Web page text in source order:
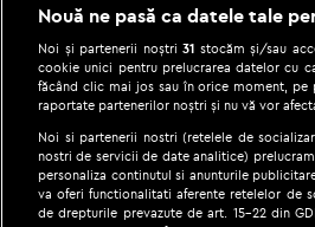
Nouă ne pasă ca datele tale
Noi și partenerii noștri31 stocăm și/sau
cookie unici pentru prelucrarea datelor cu
făcând clic mai jos sau în orice moment,
raportate partenerilor noștri și nu vă vor
Noi si partenerii nostri (retelele de
nostri de servicii de date analitice)
personaliza continutul si anunturile
va oferi functionalitati aferente retelelor de
de drepturile prevazute de art. 15-22 din